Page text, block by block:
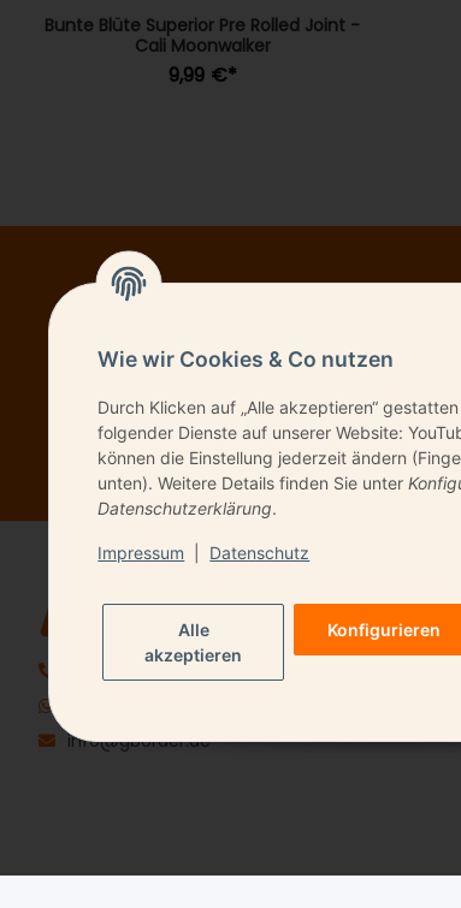
Bunte Blüte Superior Pre Rolled Joint -
Cali Moonwalker
9,99 €*
Bitte
06196 9491720
info@gborder.de
Wie wir Cookies & Co nutzen
Durch Klicken auf „Alle akzeptieren“
folgender Dienste auf unserer Website:
können die Einstellung jederzeit ändern
unten). Weitere Details finden Sie unter
Datenschutzerklärung.
Impressum Datenschutz
Alle
akzeptieren
Konfigurieren